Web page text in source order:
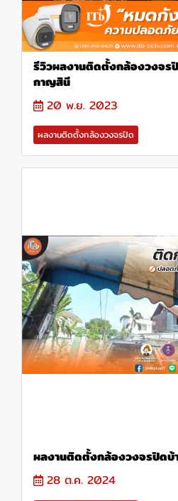
รีวิวผลงานติดตั้งกล้องวงจ
กาญสินี
20 พ.ย. 2023
ผลงานติดตั้งกล้องวงจรปิด
ผลงานติดตั้งกล้องวงจรปิดบ้
28 ต.ค. 2024